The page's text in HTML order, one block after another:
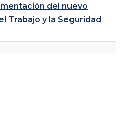
del nuevo
Trabajo y la Seguridad